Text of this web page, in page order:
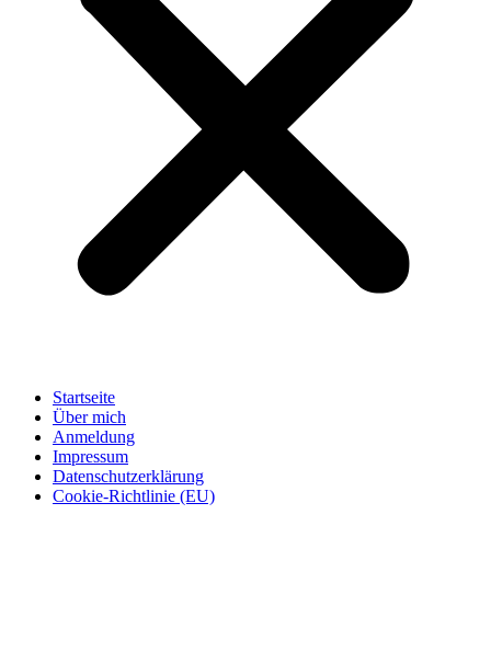
Startseite
Über mich
Anmeldung
Impressum
Datenschutzerklärung
Cookie-Richtlinie (EU)